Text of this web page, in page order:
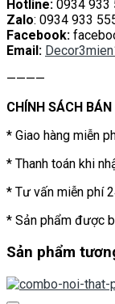
Hotline: 0934 933
Zalo: 0934 933
Facebook:
Email:
————
CHÍNH SÁCH BÁN
* Giao hàng miễn
* Thanh toán khi
* Tư vấn miễn phí
* Sản phẩm được
Sản phẩm